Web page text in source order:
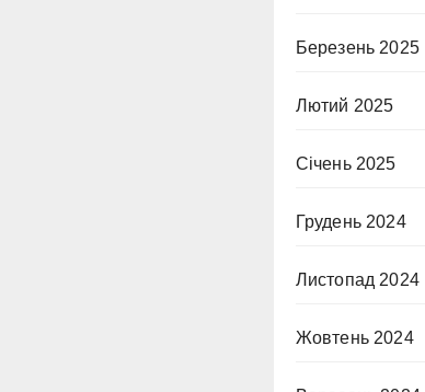
Березень 2025
Лютий 2025
Січень 2025
Грудень 2024
Листопад 2024
Жовтень 2024